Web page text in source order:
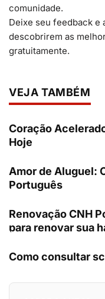
comunidade.
Deixe seu feedback e
descobrirem as
gratuitamente.
VEJA TAMBÉM
Coração
Hoje
Amor de Aluguel:
Português
Renovação CNH
para renovar sua
Como consultar